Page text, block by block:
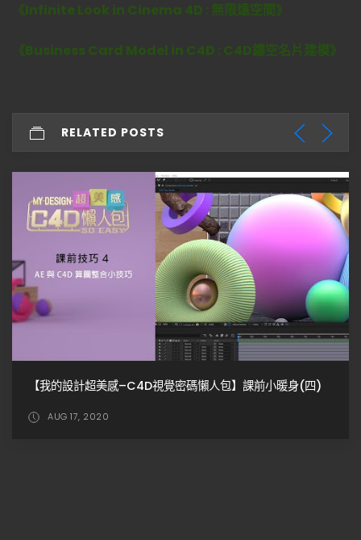
《Infinite Look in Cinema 4D : 無限遠空間》
《Business Card Model in C4D : C4D鏤空名片建模》
RELATED POSTS
C4D SOFTBODY SQUEEZE / C4D圓球擠壓技巧
AUG 07, 2019